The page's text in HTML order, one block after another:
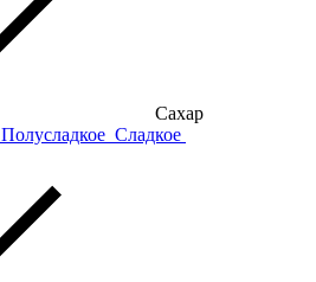
Сахар
Полусладкое Сладкое